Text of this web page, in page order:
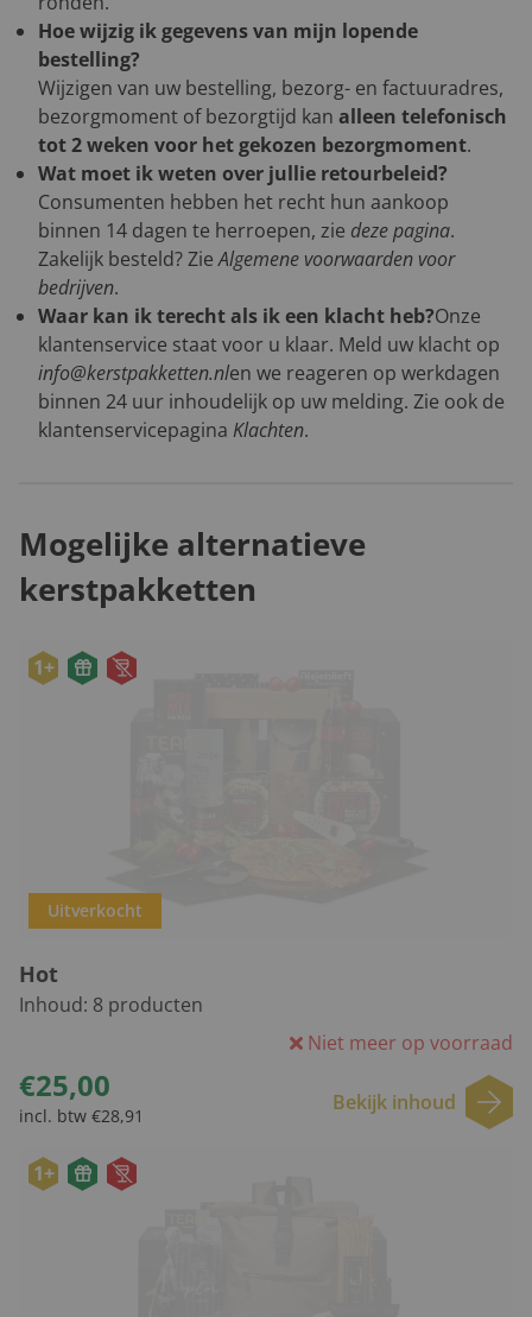
Hoe wijzig ik gegevens van mijn lopende
bestelling?
Wijzigen van uw bestelling, bezorg- en factuuradres,
bezorgmoment of bezorgtijd kan alleen telefonisch
tot 2 weken voor het gekozen bezorgmoment.
Wat moet ik weten over jullie retourbeleid?
Consumenten hebben het recht hun aankoop
binnen 14 dagen te herroepen, zie deze pagina.
Zakelijk besteld? ZieAlgemene voorwaarden voor
bedrijven.
Waar kan ik terecht als ik een klacht heb?Onze
klantenservice staat voor u klaar. Meld uw klacht op
info@kerstpakketten.nlen we reageren op werkdagen
binnen 24 uur inhoudelijk op uw melding. Zie ook de
klantenservicepagina Klachten.
Mogelijke alternatieve
kerstpakketten
1+
Uitverkocht
Hot
Inhoud: 8 producten
Niet meer op voorraad
€25,00
incl. btw €28,91
Bekijk inhoud
1+